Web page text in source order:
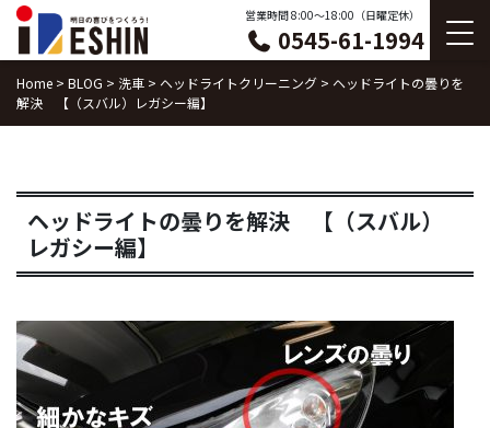
Skip
content
営業時間 8:00〜18:00（日曜定休）
0545-61-1994
Home > BLOG > 洗車 > ヘッドライトクリーニング > ヘッドライトの曇りを
解決 【（スバル）レガシー編】
ヘッドライトの曇りを解決 【（スバル）
レガシー編】